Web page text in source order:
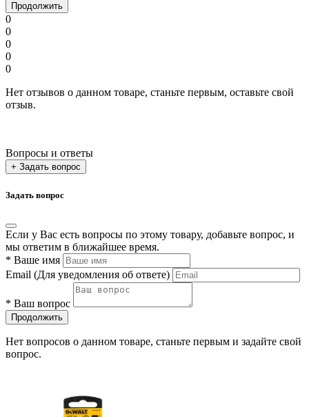
Продолжить
0
0
0
0
0
Нет отзывов о данном товаре, станьте первым, оставьте свой
отзыв.
Вопросы и ответы
+ Задать вопрос
Задать вопрос
Если у Вас есть вопросы по этому товару, добавьте вопрос, и
мы ответим в ближайшее время.
* Ваше имя
Email (Для уведомления об ответе)
* Ваш вопрос
Продолжить
Нет вопросов о данном товаре, станьте первым и задайте свой
вопрос.